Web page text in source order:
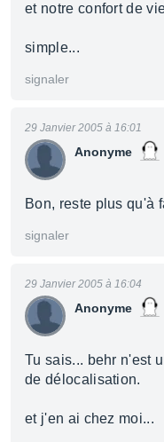
et notre confort de
simple...
signaler
Anonyme
29 Janvier 2005 à 16:01
Bon, reste plus qu'à
signaler
Anonyme
29 Janvier 2005 à 16:04
Tu sais... behr n'est
de délocalisation.
et j'en ai chez moi...